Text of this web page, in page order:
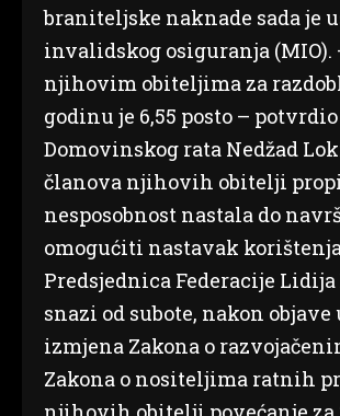
braniteljske naknade sada je
invalidskog osiguranja (MIO).
njihovim obiteljima za
godinu je 6,55 posto –
Domovinskog rata Nedžad
članova njihovih obitelji
nesposobnost nastala do
omogućiti nastavak
Predsjednica Federacije
snazi od subote, nakon
izmjena Zakona o
Zakona o nositeljima ratnih